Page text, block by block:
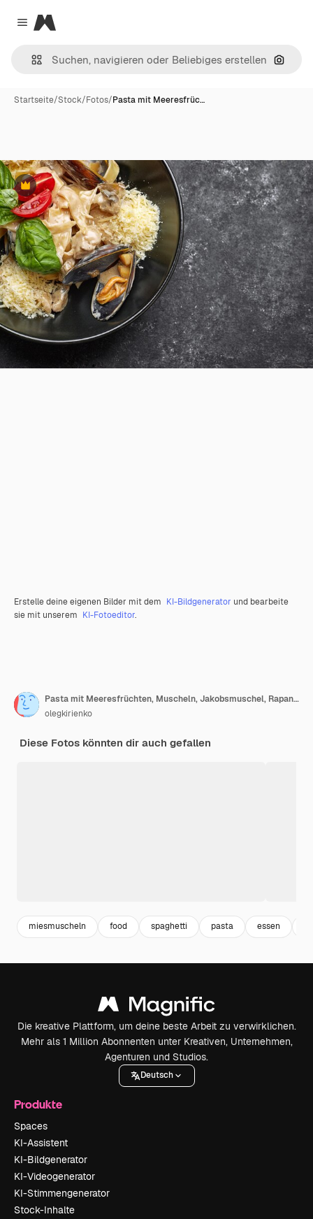
Close menu
Magnific
Nach
Startseite/Stock/Fotos/Pasta mit Meeresfrüc…
Premium
Erstelle deine eigenen Bilder mit dem KI-Bildgenerator und bearbeite
sie mit unserem KI-Fotoeditor.
Pasta mit Meeresfrüchten, Muscheln, Jakobsmuschel, Rapana und Käse auf einem schwarzen Teller
olegkirienko
Diese Fotos könnten dir auch gefallen
miesmuscheln food spaghetti pasta essen
Die kreative Plattform, um deine beste Arbeit zu verwirklichen.
Mehr als 1 Million Abonnenten unter Kreativen, Unternehmen,
Agenturen und Studios.
Deutsch
Produkte
Spaces
KI-Assistent
KI-Bildgenerator
KI-Videogenerator
KI-Stimmengenerator
Stock-Inhalte